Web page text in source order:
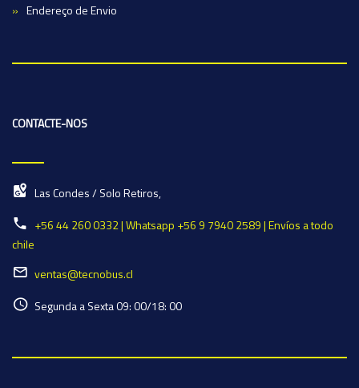
Endereço de Envio
CONTACTE-NOS
Las Condes / Solo Retiros,
+56 44 260 0332 | Whatsapp +56 9 7940 2589 | Envíos a todo
chile
ventas@tecnobus.cl
Segunda a Sexta 09: 00/18: 00